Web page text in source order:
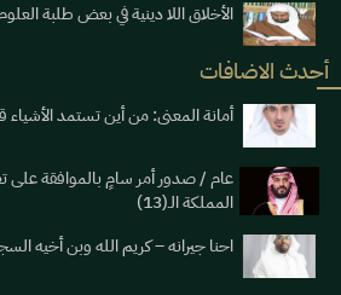
الأخلاق اللا دينية في بعض طلبة
أحدث الاضافات
أمانة المعنى: من أين تستمد الأشياء
عام / صدور أمر سامٍ بالموافقة
المملكة الـ(13)
احنا جيرانه – كريم الله وبن أخيه